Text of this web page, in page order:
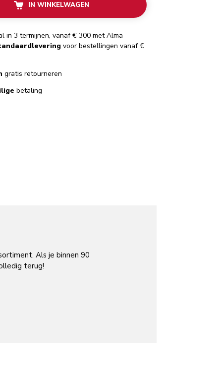
IN WINKELWAGEN
in 3 termijnen, vanaf € 300 met Alma
voor bestellingen vanaf €
gratis retourneren
betaling
Grand Prix de l’Innovation